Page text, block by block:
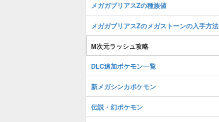
メガガブリアスZの種族値
メガガブリアスZのメガストーンの入手方法
M次元ラッシュ攻略
DLC追加ポケモン一覧
新メガシンカポケモン
伝説・幻ポケモン